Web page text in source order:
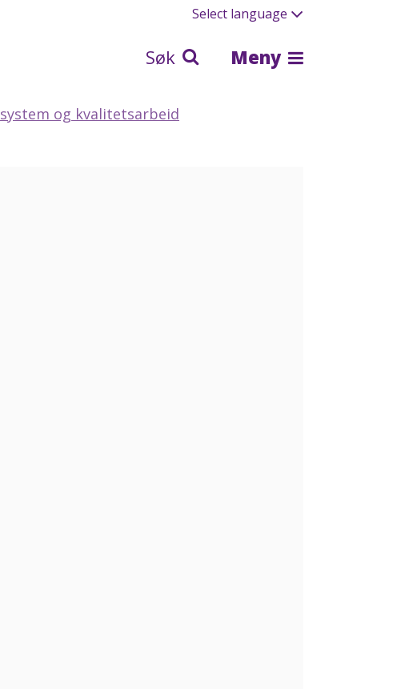
Select language
Søk Meny
og kvalitetsarbeid